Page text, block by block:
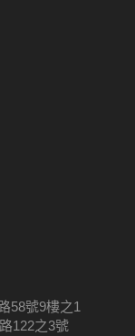
58號9樓之1
122之3號